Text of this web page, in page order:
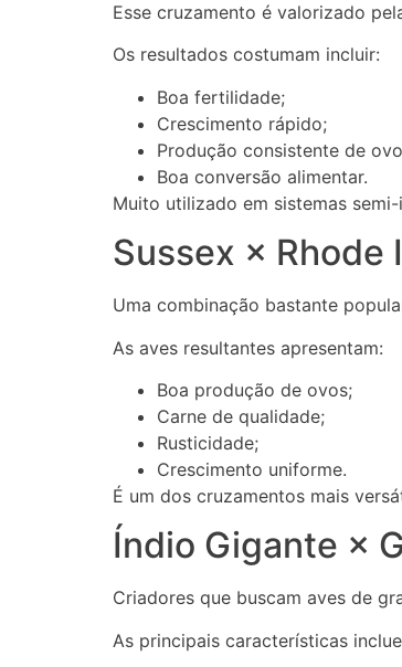
Esse cruzamento é valorizado
Os resultados costumam incluir:
Boa fertilidade;
Crescimento rápido;
Produção consistente de
Boa conversão alimentar.
Muito utilizado em sistemas
Sussex × Rhode
Uma combinação bastante
As aves resultantes apresentam:
Boa produção de ovos;
Carne de qualidade;
Rusticidade;
Crescimento uniforme.
É um dos cruzamentos mais
Índio Gigante ×
Criadores que buscam aves de
As principais características